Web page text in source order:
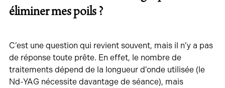
éliminer mes poils ?
C’est une question qui revient souvent, mais il n’y a pas
de réponse toute prête. En effet, le nombre de
traitements dépend de la longueur d’onde utilisée (le
Nd-YAG nécessite davantage de séance), mais